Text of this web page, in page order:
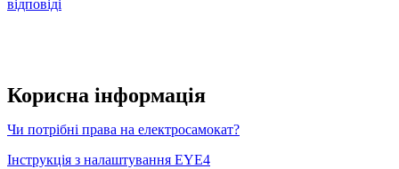
відповіді
Корисна інформація
Чи потрібні права на електросамокат?
Інструкція з налаштування EYE4